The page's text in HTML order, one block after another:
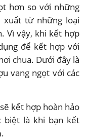
hơn so với những
xuất từ những loại
Vì vậy, khi kết hợp
để kết hợp với
chua. Dưới đây là
vang ngọt với các
kết hợp hoàn hảo
biệt là khi bạn kết